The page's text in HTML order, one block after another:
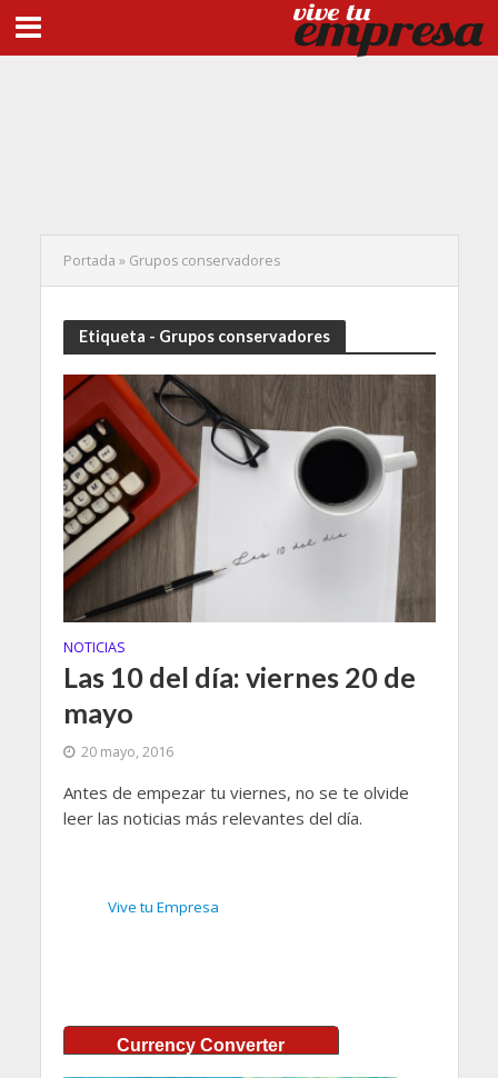
Portada » Grupos conservadores
Etiqueta - Grupos conservadores
NOTICIAS
Las 10 del día: viernes 20 de
mayo
20 mayo, 2016
Antes de empezar tu viernes, no se te olvide
leer las noticias más relevantes del día.
Vive tu Empresa
Currency Converter